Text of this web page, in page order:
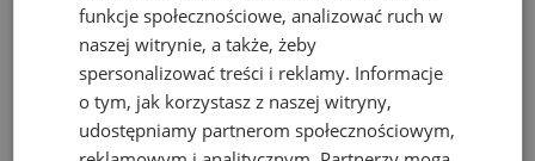
9 899,00 zł
21 068,67 zł
funkcje społecznościowe, analizować ruch w
naszej witrynie, a także, żeby
spersonalizować treści i reklamy. Informacje
o tym, jak korzystasz z naszej witryny,
udostępniamy partnerom społecznościowym,